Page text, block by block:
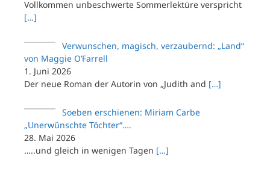
Vollkommen unbeschwerte Sommerlektüre verspricht
[…]
Verwunschen, magisch, verzaubernd: „Land“
von Maggie O’Farrell
1. Juni 2026
Der neue Roman der Autorin von „Judith and […]
Soeben erschienen: Miriam Carbe
„Unerwünschte Töchter“….
28. Mai 2026
…..und gleich in wenigen Tagen […]